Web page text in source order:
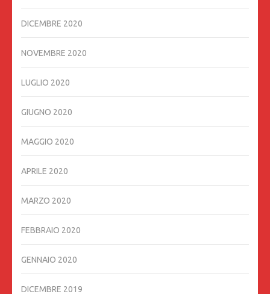
DICEMBRE 2020
NOVEMBRE 2020
LUGLIO 2020
GIUGNO 2020
MAGGIO 2020
APRILE 2020
MARZO 2020
FEBBRAIO 2020
GENNAIO 2020
DICEMBRE 2019